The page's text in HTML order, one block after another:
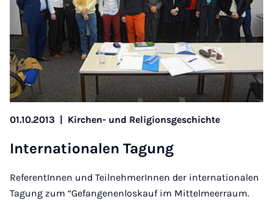
01.10.2013 | Kirchen- und Religionsgeschichte
In­ter­na­tionalen Ta­gung
ReferentInnen und TeilnehmerInnen der internationalen
Tagung zum “Gefangenenloskauf im Mittelmeerraum.